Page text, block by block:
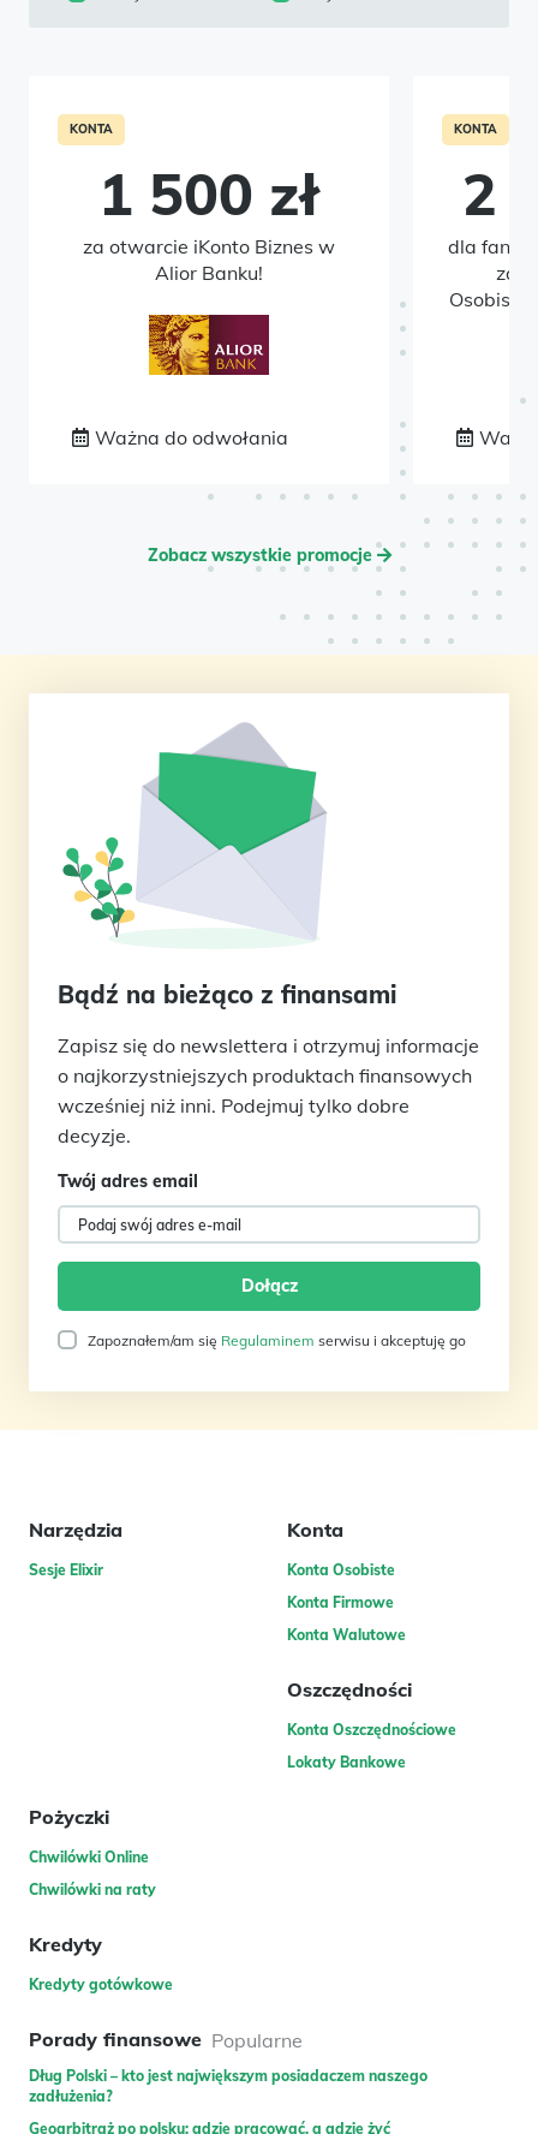
KONTA
1 500 zł
za otwarcie iKonto Biznes w
Alior Banku!
Ważna do odwołania
KONTA
2
dla
Zobacz wszystkie promocje
Bądź na bieżąco z finansami
Zapisz się do newslettera i otrzymuj informacje
o najkorzystniejszych produktach finansowych
wcześniej niż inni. Podejmuj tylko dobre
decyzje.
Twój adres email
Zapoznałem/am się Regulaminem serwisu i akceptuję go
Narzędzia
Sesje Elixir
Konta
Konta Osobiste
Konta Firmowe
Konta Walutowe
Oszczędności
Konta Oszczędnościowe
Lokaty Bankowe
Pożyczki
Chwilówki Online
Chwilówki na raty
Kredyty
Kredyty gotówkowe
Porady finansowe Popularne
Dług Polski – kto jest największym posiadaczem naszego
zadłużenia?
Geoarbitraż po polsku: gdzie pracować, a gdzie żyć